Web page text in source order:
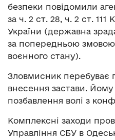
безпеки повідомили
за ч. 2 ст. 28, ч. 2 ст.
України (державна
за попередньою
воєнного стану).
Зловмисник перебуває
внесення застави.
позбавлення волі з
Комплексні заходи
Управління СБУ в